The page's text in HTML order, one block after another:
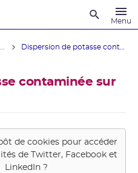
Menu
contaminée sur
de cookies pour accéder
de Twitter, Facebook et
LinkedIn?